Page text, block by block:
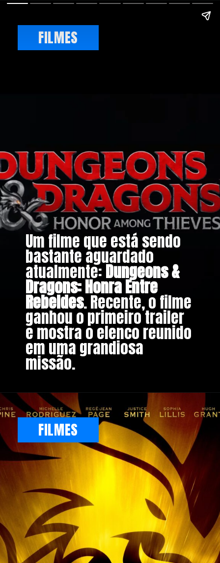
Um filme que está sendo
bastante aguardado
atualmente:Dungeons &
Dragons: Honra Entre
Rebeldes. Recente, o filme
ganhou o primeiro trailer
e mostra o elenco reunido
em uma grandiosa
missão.
FILMES
FILMES